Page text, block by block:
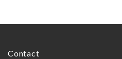
Contact